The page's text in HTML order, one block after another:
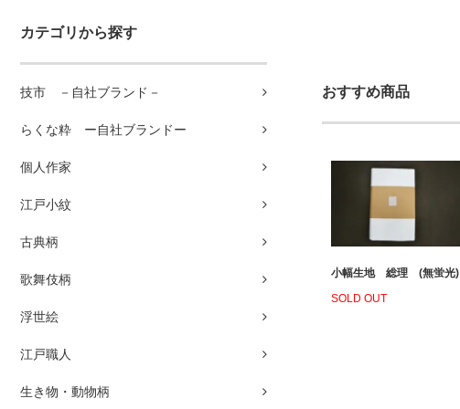
カテゴリから探す
技市 －自社ブランド－
らくな粋 ー自社ブランドー
個人作家
江戸小紋
古典柄
歌舞伎柄
浮世絵
江戸職人
生き物・動物柄
おすすめ商品
小幅生地 総理 (無蛍光)
SOLD OUT